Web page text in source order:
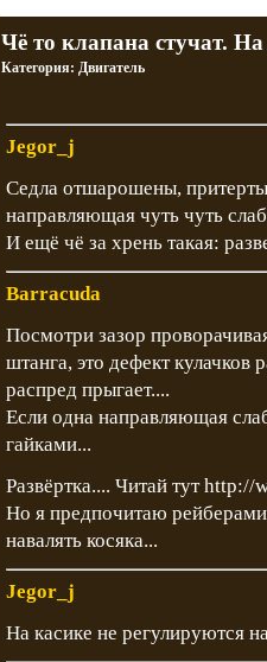
Чё то клапана стучат.
Категория: Двигатель
Jegor_j
Седла отшарошены,
направляющая чуть чуть
И ещё чё за хрень такая:
Barracuda
Посмотри зазор
штанга, это дефект кулачков
распред прыгает....
Если одна направляющая
гайками...
Развёртка.... Читай тутhttp://
Но я предпочитаю
навалять косяка...
Jegor_j
На касике не регулируются